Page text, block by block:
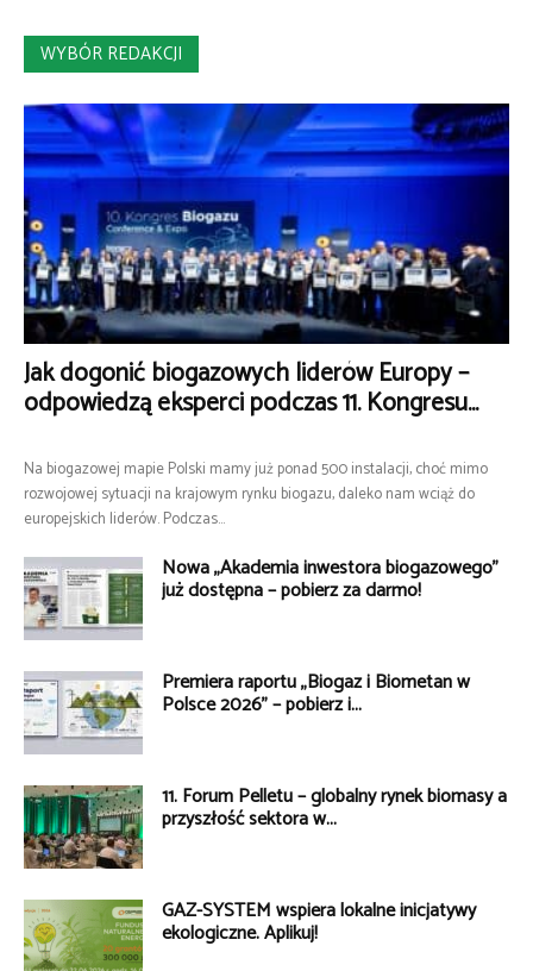
WYBÓR REDAKCJI
Jak dogonić biogazowych liderów Europy –
odpowiedzą eksperci podczas 11. Kongresu...
Na biogazowej mapie Polski mamy już ponad 500 instalacji, choć mimo
rozwojowej sytuacji na krajowym rynku biogazu, daleko nam wciąż do
europejskich liderów. Podczas...
Nowa „Akademia inwestora biogazowego”
już dostępna – pobierz za darmo!
Premiera raportu „Biogaz i Biometan w
Polsce 2026” – pobierz i...
11. Forum Pelletu – globalny rynek biomasy a
przyszłość sektora w...
GAZ-SYSTEM wspiera lokalne inicjatywy
ekologiczne. Aplikuj!